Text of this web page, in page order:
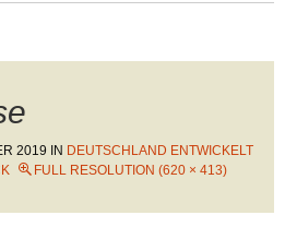
2019 IN DEUTSCHLAND ENTWICKELT
FULL RESOLUTION (620 × 413)